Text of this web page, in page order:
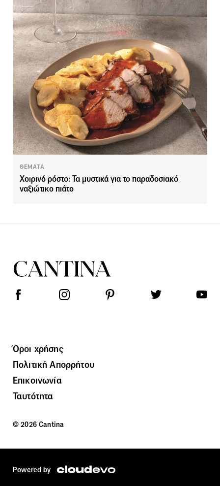
ΘΕΜΑΤΑ
Χοιρινό ρόστο: Τα μυστικά για το παραδοσιακό
ναξιώτικο πιάτο
Όροι χρήσης
Πολιτική Απορρήτου
Επικοινωνία
Ταυτότητα
© 2026 Cantina
Powered by